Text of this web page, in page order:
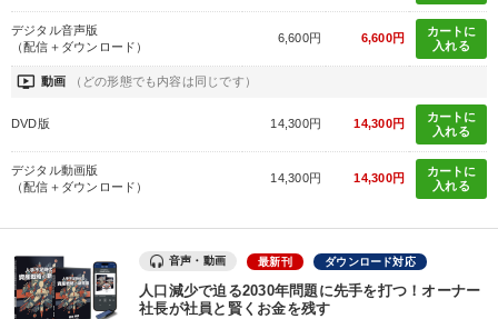
生き方の指針 イノベーション
※「更新」を押すと「タグ・キーワード」を更新いただけます。
デジタル音声版
（配信＋ダウンロード）
6,600円 6,600円
カートに
入れる
ondemand_video 動画 （どの形態でも内容は同じです）
DVD版 14,300円 14,300円
カートに
入れる
デジタル動画版
（配信＋ダウンロード）
14,300円 14,300円
カートに
入れる
音声・動画 最新刊 ダウンロード対応
人口減少で迫る2030年問題に先手を打つ！オーナー
社長が社員と賢くお金を残す